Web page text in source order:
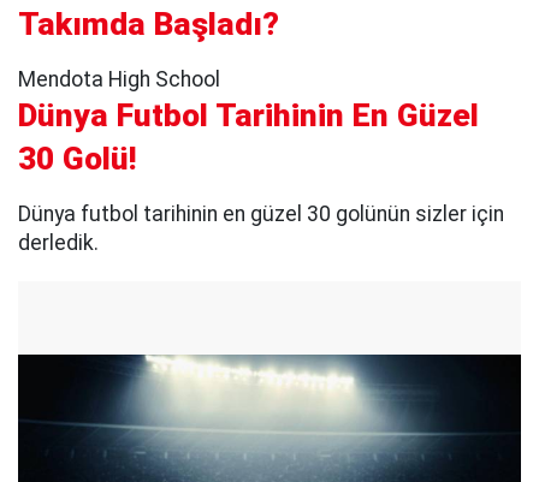
Takımda Başladı?
Mendota High School
Dünya Futbol Tarihinin En Güzel
30 Golü!
Dünya futbol tarihinin en güzel 30 golünün sizler için
derledik.